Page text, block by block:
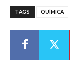
TAGS QUÍMICA